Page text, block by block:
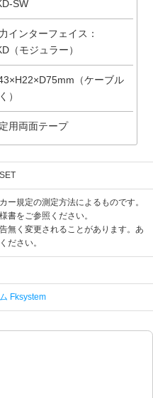
SW
インターフェイス：
（モジュラー）
（ケーブル
）
用両面テープ
ー規定の測定方法によるものです。
書をご参照ください。
無く変更されることがあります。あ
ださい。
Fksystem